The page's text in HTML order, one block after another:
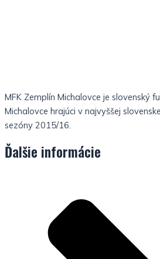
MFK Zemplín Michalovce je slovenský
Michalovce hrajúci v najvyššej
sezóny 2015/16.
Ďalšie informácie